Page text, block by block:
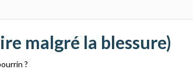
malgré la blessure)
?